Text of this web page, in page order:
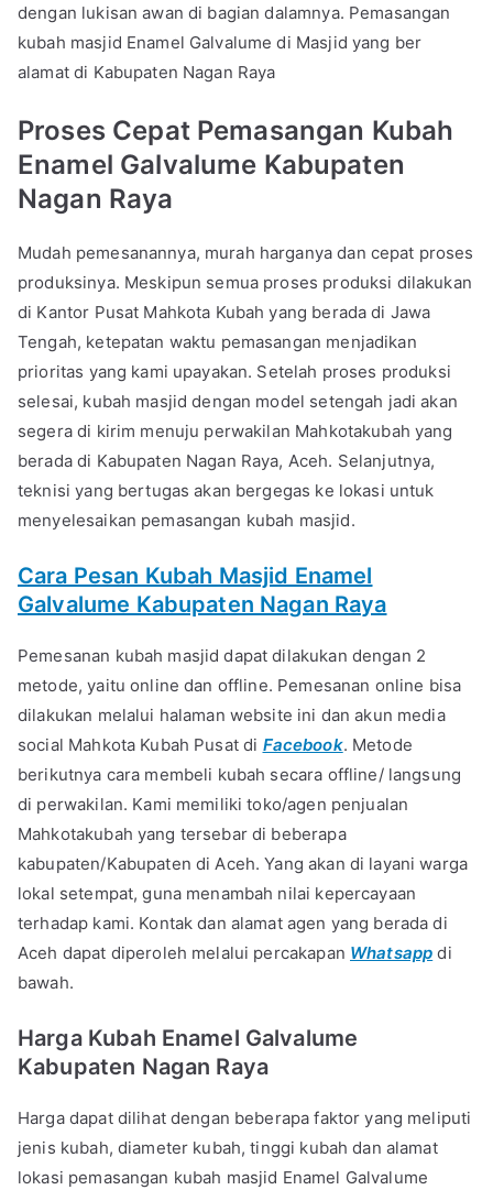
dengan lukisan awan di bagian dalamnya. Pemasangan
kubah masjid Enamel Galvalume di Masjid yang ber
alamat di Kabupaten Nagan Raya
Proses Cepat Pemasangan Kubah
Enamel Galvalume Kabupaten
Nagan Raya
Mudah pemesanannya, murah harganya dan cepat proses
produksinya. Meskipun semua proses produksi dilakukan
di Kantor Pusat Mahkota Kubah yang berada di Jawa
Tengah, ketepatan waktu pemasangan menjadikan
prioritas yang kami upayakan. Setelah proses produksi
selesai, kubah masjid dengan model setengah jadi akan
segera di kirim menuju perwakilan Mahkotakubah yang
berada di Kabupaten Nagan Raya, Aceh. Selanjutnya,
teknisi yang bertugas akan bergegas ke lokasi untuk
menyelesaikan pemasangan kubah masjid.
Cara Pesan Kubah Masjid Enamel
Galvalume Kabupaten Nagan Raya
Pemesanan kubah masjid dapat dilakukan dengan 2
metode, yaitu online dan offline. Pemesanan online bisa
dilakukan melalui halaman website ini dan akun media
social Mahkota Kubah Pusat di Facebook. Metode
berikutnya cara membeli kubah secara offline/ langsung
di perwakilan. Kami memiliki toko/agen penjualan
Mahkotakubah yang tersebar di beberapa
kabupaten/Kabupaten di Aceh. Yang akan di layani warga
lokal setempat, guna menambah nilai kepercayaan
terhadap kami. Kontak dan alamat agen yang berada di
Aceh dapat diperoleh melalui percakapan Whatsapp di
bawah.
Harga Kubah Enamel Galvalume
Kabupaten Nagan Raya
Harga dapat dilihat dengan beberapa faktor yang meliputi
jenis kubah, diameter kubah, tinggi kubah dan alamat
lokasi pemasangan kubah masjid Enamel Galvalume